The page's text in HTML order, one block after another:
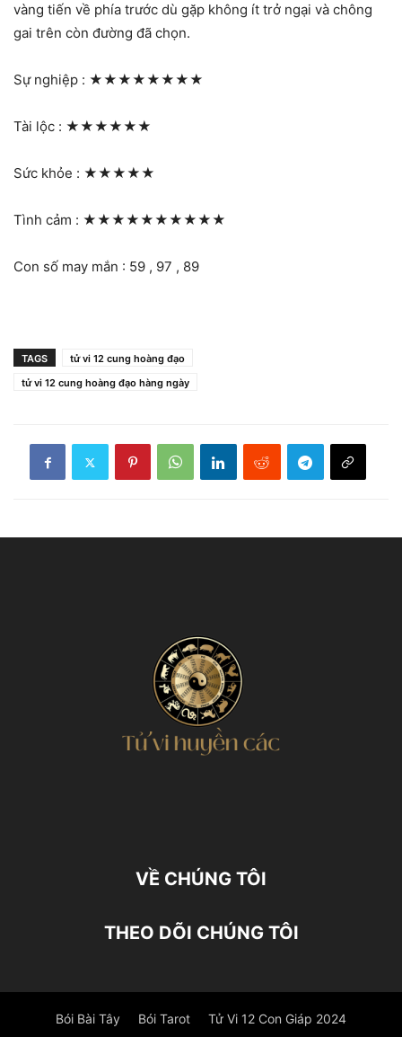
vàng tiến về phía trước dù gặp không ít trở ngại và chông
gai trên còn đường đã chọn.
Sự nghiệp : ★★★★★★★★
Tài lộc : ★★★★★★
Sức khỏe : ★★★★★
Tình cảm : ★★★★★★★★★★
Con số may mắn : 59 , 97 , 89
TAGS
tử vi 12 cung hoàng đạo
tử vi 12 cung hoàng đạo hàng ngày
VỀ CHÚNG TÔI
THEO DÕI CHÚNG TÔI
Bói Bài Tây Bói Tarot Tử Vi 12 Con Giáp 2024